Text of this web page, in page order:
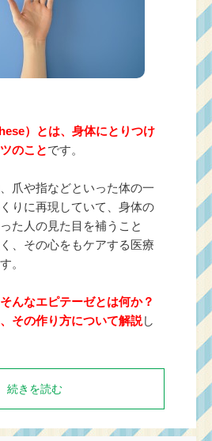
）とは、身体にとりつけ
のことです。
爪や指などといった体の一
りに再現していて、身体の
た人の見た目を補うこと
、その心をもケアする医療
。
んなエピテーゼとは何か？
その作り方について解説し
続きを読む